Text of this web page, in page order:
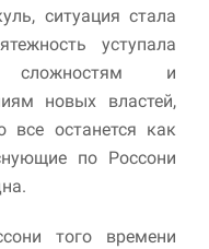
ситуация стала
уступала
сложностям и
новых властей,
все останется как
по Россони
того времени